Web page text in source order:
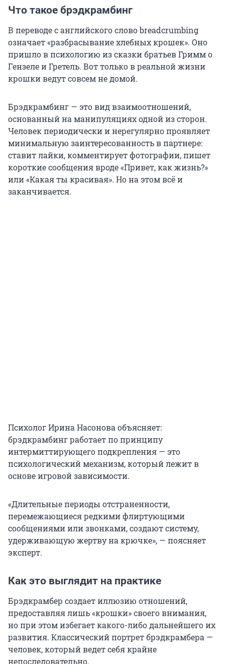
Что такое брэдкрамбинг
В переводе с английского слово breadcrumbing
означает «разбрасывание хлебных крошек». Оно
пришло в психологию из сказки братьев Гримм о
Гензеле и Гретель. Вот только в реальной жизни
крошки ведут совсем не домой.
Брэдкрамбинг — это вид взаимоотношений,
основанный на манипуляциях одной из сторон.
Человек периодически и нерегулярно проявляет
минимальную заинтересованность в партнере:
ставит лайки, комментирует фотографии, пишет
короткие сообщения вроде «Привет, как жизнь?»
или «Какая ты красивая». Но на этом всё и
заканчивается.
Психолог Ирина Насонова объясняет:
брэдкрамбинг работает по принципу
интермиттирующего подкрепления — это
психологический механизм, который лежит в
основе игровой зависимости.
«Длительные периоды отстраненности,
перемежающиеся редкими флиртующими
сообщениями или звонками, создают систему,
удерживающую жертву на крючке», — поясняет
эксперт.
Как это выглядит на практике
Брэдкрамбер создает иллюзию отношений,
предоставляя лишь «крошки» своего внимания,
но при этом избегает какого-либо дальнейшего их
развития. Классический портрет брэдкрамбера —
человек, который ведет себя крайне
непоследовательно.